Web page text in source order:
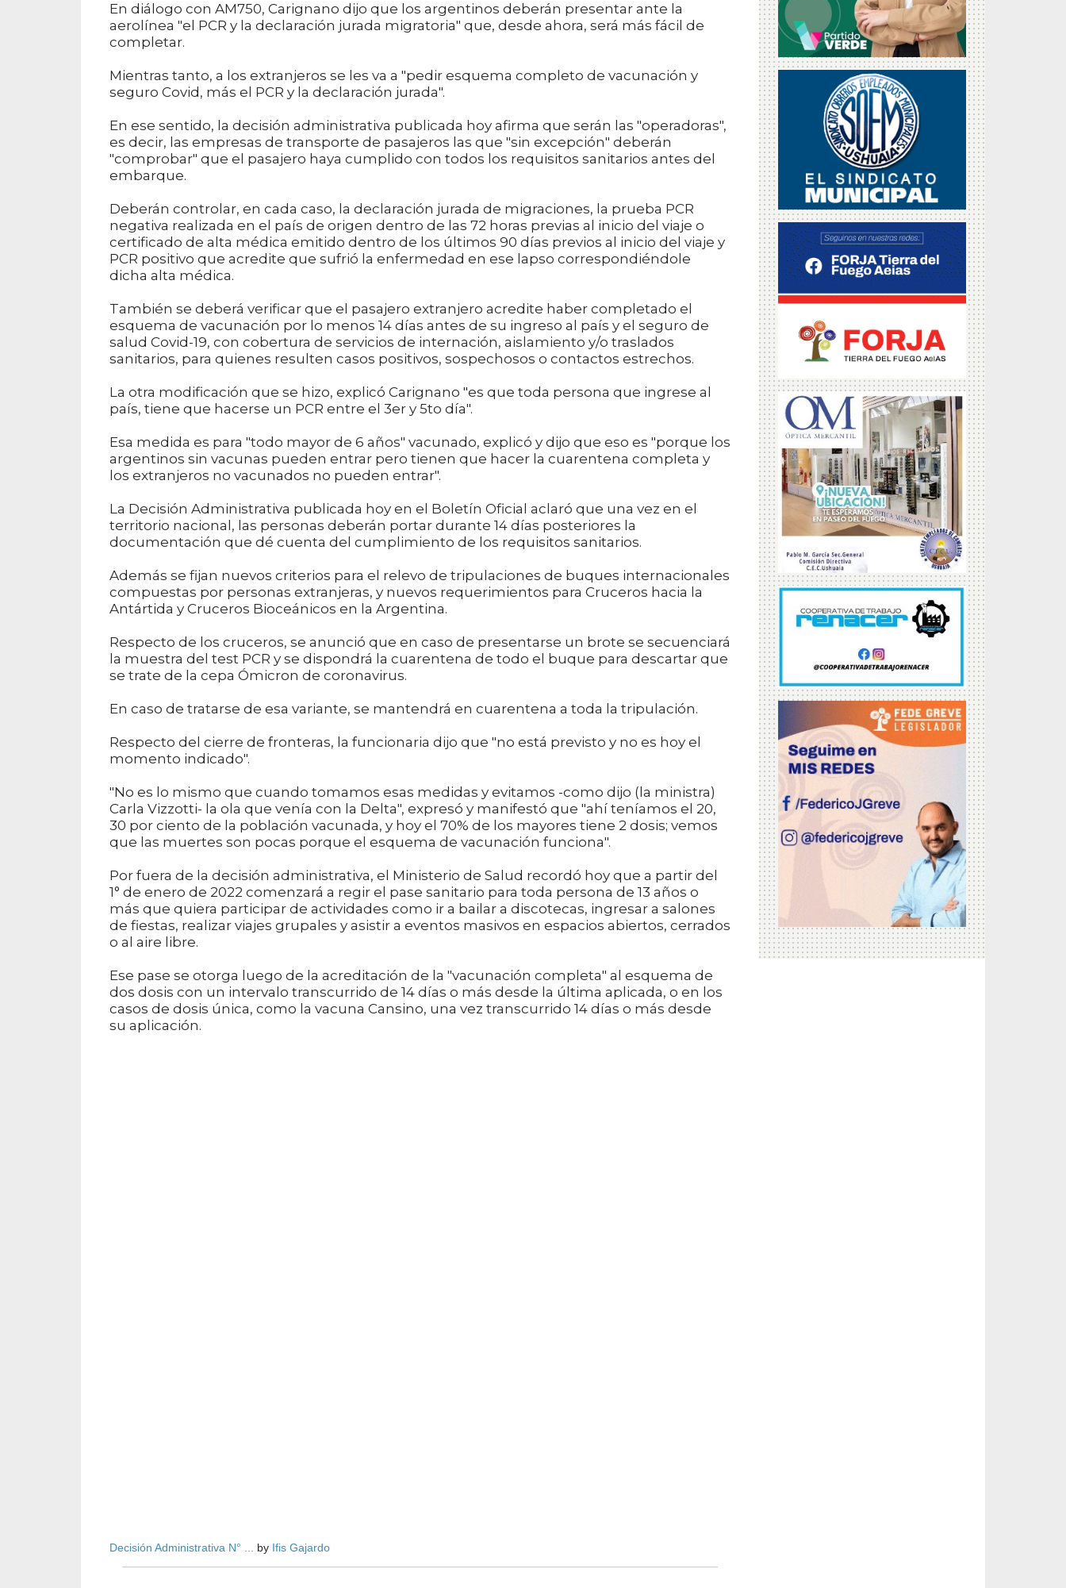
En diálogo con AM750, Carignano dijo que los argentinos deberán presentar ante la
aerolínea "el PCR y la declaración jurada migratoria" que, desde ahora, será más fácil de
completar.
Mientras tanto, a los extranjeros se les va a "pedir esquema completo de vacunación y
seguro Covid, más el PCR y la declaración jurada".
En ese sentido, la decisión administrativa publicada hoy afirma que serán las "operadoras",
es decir, las empresas de transporte de pasajeros las que "sin excepción" deberán
"comprobar" que el pasajero haya cumplido con todos los requisitos sanitarios antes del
embarque.
Deberán controlar, en cada caso, la declaración jurada de migraciones, la prueba PCR
negativa realizada en el país de origen dentro de las 72 horas previas al inicio del viaje o
certificado de alta médica emitido dentro de los últimos 90 días previos al inicio del viaje y
PCR positivo que acredite que sufrió la enfermedad en ese lapso correspondiéndole
dicha alta médica.
También se deberá verificar que el pasajero extranjero acredite haber completado el
esquema de vacunación por lo menos 14 días antes de su ingreso al país y el seguro de
salud Covid-19, con cobertura de servicios de internación, aislamiento y/o traslados
sanitarios, para quienes resulten casos positivos, sospechosos o contactos estrechos.
La otra modificación que se hizo, explicó Carignano "es que toda persona que ingrese al
país, tiene que hacerse un PCR entre el 3er y 5to día".
Esa medida es para "todo mayor de 6 años" vacunado, explicó y dijo que eso es "porque los
argentinos sin vacunas pueden entrar pero tienen que hacer la cuarentena completa y
los extranjeros no vacunados no pueden entrar".
La Decisión Administrativa publicada hoy en el Boletín Oficial aclaró que una vez en el
territorio nacional, las personas deberán portar durante 14 días posteriores la
documentación que dé cuenta del cumplimiento de los requisitos sanitarios.
Además se fijan nuevos criterios para el relevo de tripulaciones de buques internacionales
compuestas por personas extranjeras, y nuevos requerimientos para Cruceros hacia la
Antártida y Cruceros Bioceánicos en la Argentina.
Respecto de los cruceros, se anunció que en caso de presentarse un brote se secuenciará
la muestra del test PCR y se dispondrá la cuarentena de todo el buque para descartar que
se trate de la cepa Ómicron de coronavirus.
En caso de tratarse de esa variante, se mantendrá en cuarentena a toda la tripulación.
Respecto del cierre de fronteras, la funcionaria dijo que "no está previsto y no es hoy el
momento indicado".
"No es lo mismo que cuando tomamos esas medidas y evitamos -como dijo (la ministra)
Carla Vizzotti- la ola que venía con la Delta", expresó y manifestó que "ahí teníamos el 20,
30 por ciento de la población vacunada, y hoy el 70% de los mayores tiene 2 dosis; vemos
que las muertes son pocas porque el esquema de vacunación funciona".
Por fuera de la decisión administrativa, el Ministerio de Salud recordó hoy que a partir del
1° de enero de 2022 comenzará a regir el pase sanitario para toda persona de 13 años o
más que quiera participar de actividades como ir a bailar a discotecas, ingresar a salones
de fiestas, realizar viajes grupales y asistir a eventos masivos en espacios abiertos, cerrados
o al aire libre.
Ese pase se otorga luego de la acreditación de la "vacunación completa" al esquema de
dos dosis con un intervalo transcurrido de 14 días o más desde la última aplicada, o en los
casos de dosis única, como la vacuna Cansino, una vez transcurrido 14 días o más desde
su aplicación.
Decisión Administrativa N° ... by Ifis Gajardo